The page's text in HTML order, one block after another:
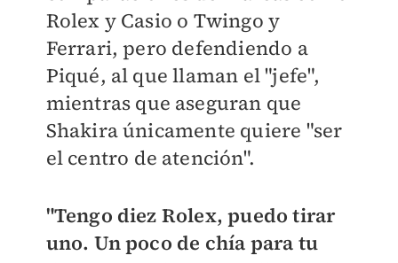
Rolex y Casio o Twingo y
Ferrari, pero defendiendo a
Piqué, al que llaman el "jefe",
mientras que aseguran que
Shakira únicamente quiere "ser
el centro de atención".
"Tengo diez Rolex, puedo tirar
uno. Un poco de chía para tu